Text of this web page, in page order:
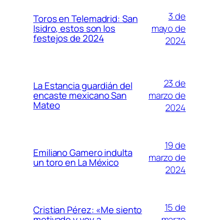
Toros en Telemadrid: San
Isidro, estos son los
festejos de 2024
3 de
mayo de
2024
La Estancia guardián del
encaste mexicano San
Mateo
23 de
marzo de
2024
Emiliano Gamero indulta
un toro en La México
19 de
marzo de
2024
Cristian Pérez: «Me siento
15 de